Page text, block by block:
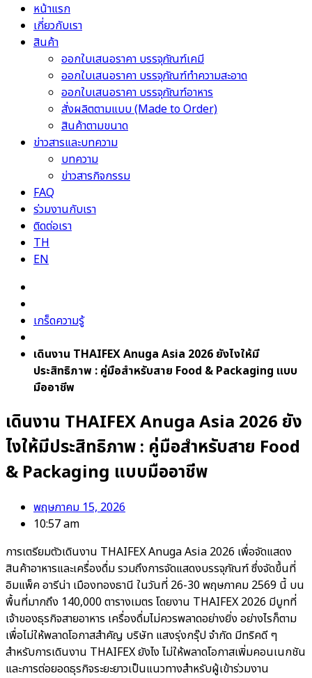
หน้าแรก
เกี่ยวกับเรา
สินค้า
ออกใบเสนอราคา บรรจุภัณฑ์เคมี
ออกใบเสนอราคา บรรจุภัณฑ์ทำความสะอาด
ออกใบเสนอราคา บรรจุภัณฑ์อาหาร
สั่งผลิตตามแบบ (Made to Order)
สินค้าตามขนาด
ข่าวสารและบทความ
บทความ
ข่าวสารกิจกรรม
FAQ
ร่วมงานกับเรา
ติดต่อเรา
TH
EN
เกร็ดความรู้
เดินงาน THAIFEX Anuga Asia 2026 ยังไงให้มี
ประสิทธิภาพ : คู่มือสำหรับสาย Food & Packaging แบบ
มืออาชีพ
เดินงาน THAIFEX Anuga Asia 2026 ยัง
ไงให้มีประสิทธิภาพ : คู่มือสำหรับสาย Food
& Packaging แบบมืออาชีพ
พฤษภาคม 15, 2026
10:57 am
การเตรียมตัวเดินงาน THAIFEX Anuga Asia 2026 เพื่อจัดแสดง
สินค้าอาหารและเครื่องดื่ม รวมถึงการจัดแสดงบรรจุภัณฑ์ ซึ่งจัดขึ้นที่
อิมแพ็ค อารีน่า เมืองทองธานี ในวันที่ 26-30 พฤษภาคม 2569 นี้ บน
พื้นที่มากถึง 140,000 ตารางเมตร โดยงาน THAIFEX 2026 มีบูทที่
เจ้าของธุรกิจสายอาหาร เครื่องดื่มไม่ควรพลาดอย่างยิ่ง อย่างไรก็ตาม
เพื่อไม่ให้พลาดโอกาสสำคัญ บริษัท แสงรุ่งกรุ๊ป จำกัด มีทริคดี ๆ
สำหรับการเดินงาน THAIFEX ยังไง ไม่ให้พลาดโอกาสเพิ่มคอนเนกชัน
และการต่อยอดธุรกิจระยะยาวเป็นแนวทางสำหรับผู้เข้าร่วมงาน